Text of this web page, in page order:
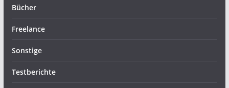
Bücher
Freelance
Sonstige
Testberichte